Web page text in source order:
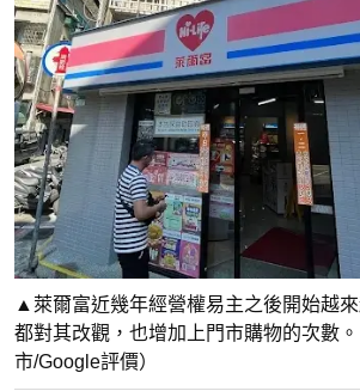
▲萊爾富近幾年經營權易主之後開始越
都對其改觀，也增加上門市購物的次數
市/Google評價）